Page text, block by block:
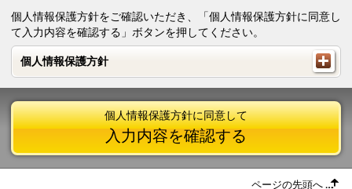
個人情報保護方針をご確認いただき、「個人情報保護方針に同意し
て入力内容を確認する」ボタンを押してください。
個人情報保護方針
個人情報保護方針
個人情報保護方針に同意して
入力内容を確認する
ページの先頭へ